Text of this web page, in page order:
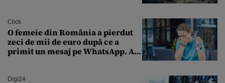
Click
O femeie din România a pierdut
zeci de mii de euro după ce a
primit un mesaj pe WhatsApp. A
Digi24